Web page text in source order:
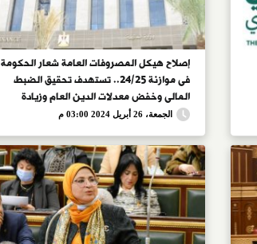
إصلاح هيكل المصروفات العامة شعار الحكومة
فى موازنة 24/25.. تستهدف تحقيق الضبط
المالى وخفض معدلات الدين العام وزيادة
القادرين
الجمعة، 26 أبريل 2024 03:00 م